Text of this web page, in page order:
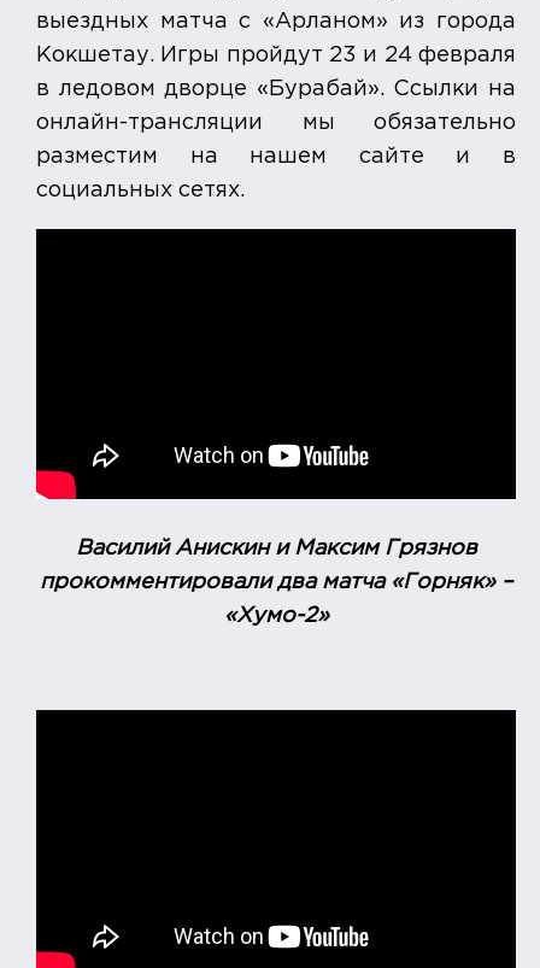
выездных матча с «Арланом» из города
Кокшетау. Игры пройдут 23 и 24 февраля
в ледовом дворце «Бурабай». Ссылки на
онлайн-трансляции мы обязательно
разместим на нашем сайте и в
социальных сетях.
Василий Анискин и Максим Грязнов
прокомментировали два матча «Горняк» –
«Хумо-2»